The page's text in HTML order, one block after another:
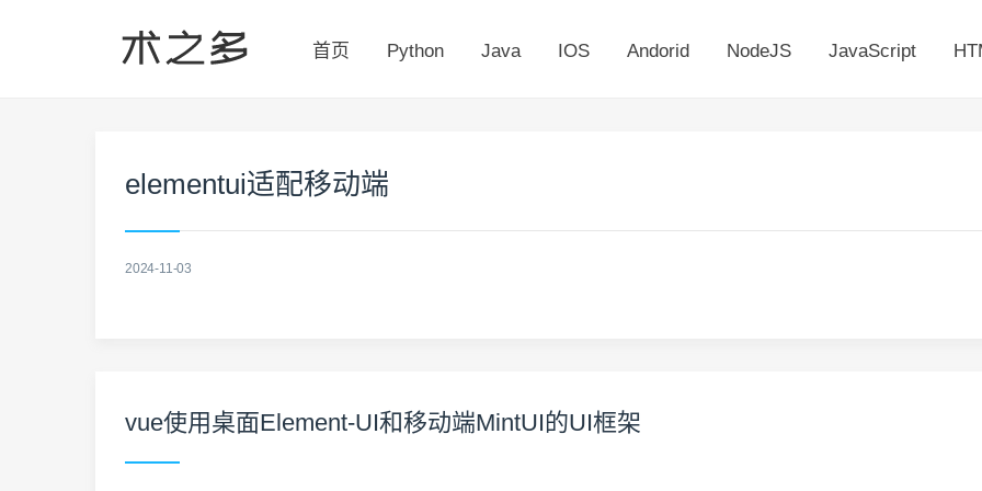
首页 Python Java IOS Andorid NodeJS JavaScript
elementui适配移动端
2024-11-03
vue使用桌面Element-UI和移动端MintUI的UI框架